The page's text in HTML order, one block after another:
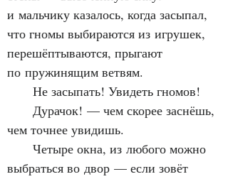
и мальчику казалось, когда засыпал,
что гномы выбираются из игрушек,
перешёптываются, прыгают
по пружинящим ветвям.
Не засыпать! Увидеть гномов!
Дурачок! — чем скорее заснёшь,
чем точнее увидишь.
Четыре окна, из любого можно
выбраться во двор — если зовёт